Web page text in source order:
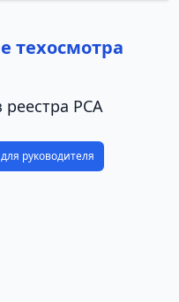
техосмотра
реестра РСА
руководителя